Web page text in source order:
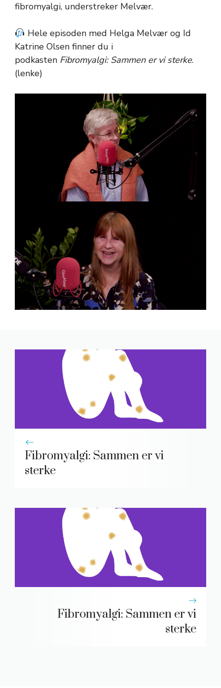
fibromyalgi, understreker Melvær.
Hele episoden med Helga Melvær og Id
Katrine Olsen finner du i
podkasten Fibromyalgi: Sammen er vi sterke.
(lenke)
Fibromyalgi: Sammen er vi
sterke
Fibromyalgi: Sammen er vi
sterke